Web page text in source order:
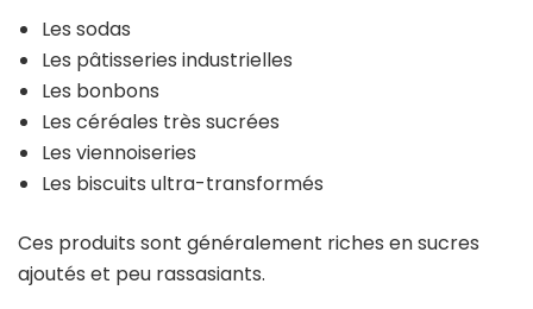
Les sodas
Les pâtisseries industrielles
Les bonbons
Les céréales très sucrées
Les viennoiseries
Les biscuits ultra-transformés
Ces produits sont généralement riches en sucres
ajoutés et peu rassasiants.